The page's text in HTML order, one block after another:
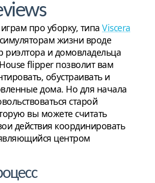
про уборку, типа Viscera
жизни вроде
риэлтора и домовладельца
flipper позволит вам
обустраивать и
дома. Но для начала
старой
вы можете считать
действия координировать
центром